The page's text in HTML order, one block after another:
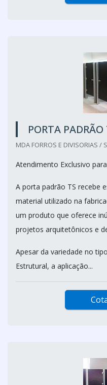
PORTA PADRÃO
MDA FORROS E DIVISORIAS /
Atendimento Exclusivo
A porta padrão TS recebe
material utilizado na
um produto que oferece
projetos arquitetônicos e
Apesar da variedade no
Estrutural, a aplicação...